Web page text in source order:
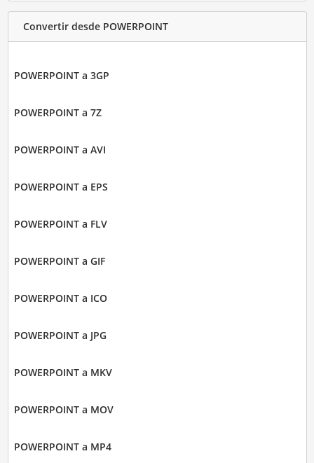
Convertir desde POWERPOINT
POWERPOINT a 3GP
POWERPOINT a 7Z
POWERPOINT a AVI
POWERPOINT a EPS
POWERPOINT a FLV
POWERPOINT a GIF
POWERPOINT a ICO
POWERPOINT a JPG
POWERPOINT a MKV
POWERPOINT a MOV
POWERPOINT a MP4